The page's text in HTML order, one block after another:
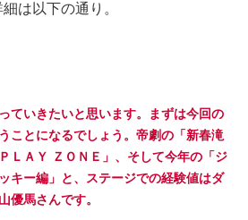
は以下の通り。
いきたいと思います。まずは今回の
ことになるでしょう。帝劇の「新春滝
ＬＡＹ ＺＯＮＥ」、そして今年の「ジ
キー編」と、ステージでの経験値はダ
優馬さんです。